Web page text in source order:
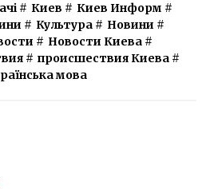
# Киев # Киев Информ #
# Культура# Новини #
# Новости Киева#
# происшествия Киева#
мова